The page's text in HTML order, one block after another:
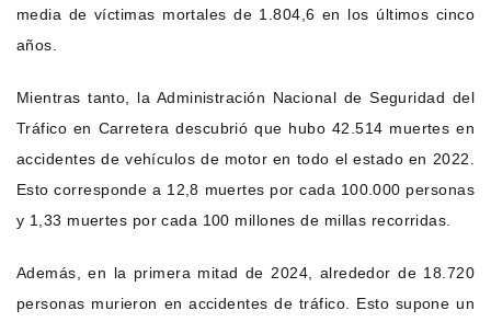
media de víctimas mortales de 1.804,6 en los últimos cinco
años.
Mientras tanto, la Administración Nacional de Seguridad del
Tráfico en Carretera descubrió que hubo 42.514 muertes en
accidentes de vehículos de motor en todo el estado en 2022.
Esto corresponde a 12,8 muertes por cada 100.000 personas
y 1,33 muertes por cada 100 millones de millas recorridas.
Además, en la primera mitad de 2024, alrededor de 18.720
personas murieron en accidentes de tráfico. Esto supone un